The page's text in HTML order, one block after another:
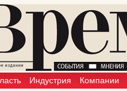
Индустрия Компании